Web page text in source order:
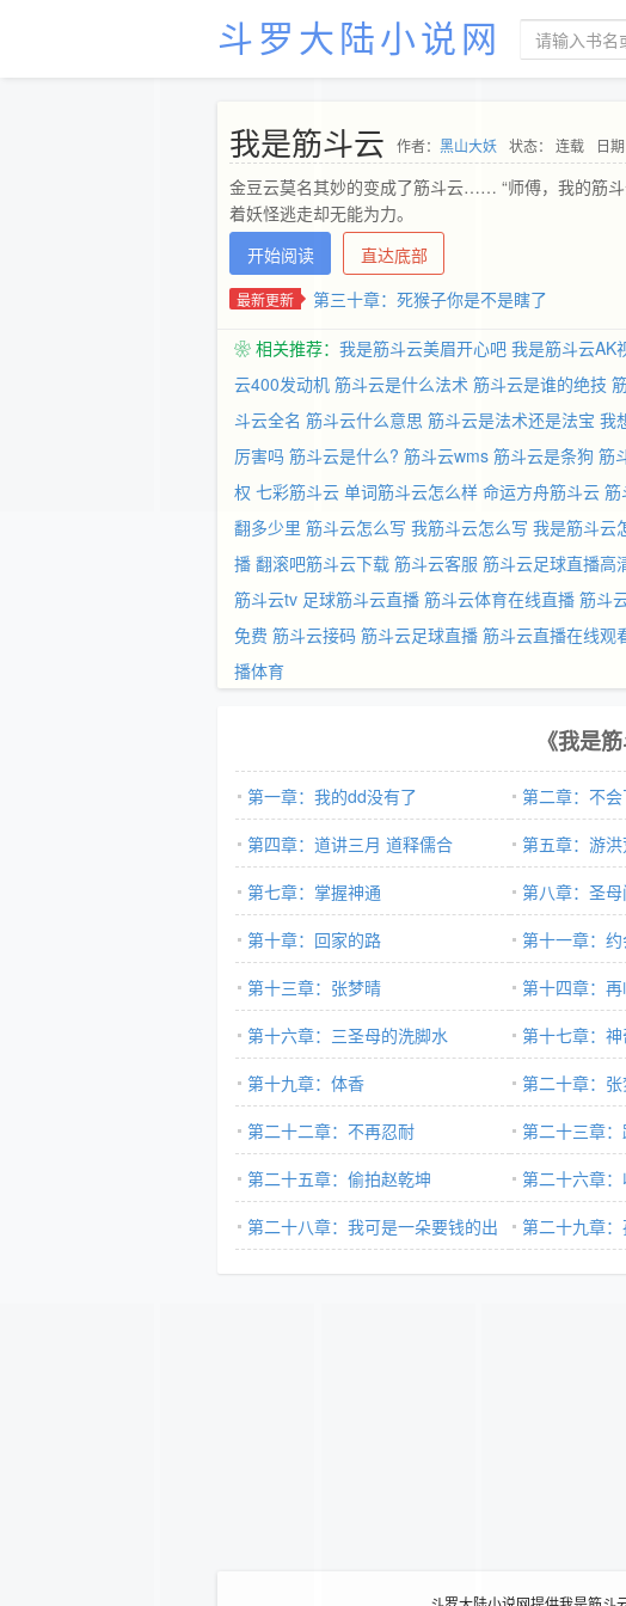
斗罗大陆小说网
我是筋斗云 作者： 黑山大妖 状态： 连载 日
金豆云莫名其妙的变成了筋斗云…… “师傅，我的筋
着妖怪逃走却无能为力。
开始阅读
直达底部
最新更新 第三十章：死猴子你是不是瞎了
❀ 相关推荐： 我是筋斗云美眉开心吧 我是筋斗云AK
云400发动机 筋斗云是什么法术 筋斗云是谁的绝技
斗云全名 筋斗云什么意思 筋斗云是法术还是法宝 我
厉害吗 筋斗云是什么? 筋斗云wms 筋斗云是条狗 筋
权 七彩筋斗云 单词筋斗云怎么样 命运方舟筋斗云 筋
翻多少里 筋斗云怎么写 我筋斗云怎么写 我是筋斗云
播 翻滚吧筋斗云下载 筋斗云客服 筋斗云足球直播高
筋斗云tv 足球筋斗云直播 筋斗云体育在线直播 筋斗
免费 筋斗云接码 筋斗云足球直播 筋斗云直播在线观
播体育
《我是
第一章：我的dd没有了 第二章：不
第四章：道讲三月 道释儒合
第五章：游
第七章：掌握神通
第八章：圣
第十章：回家的路
第十一章：
第十三章：张梦晴
第十四章：
第十六章：三圣母的洗脚水 第十七章：
第十九章：体香
第二十章：
第二十二章：不再忍耐
第二十三章
第二十五章：偷拍赵乾坤
第二十六章
第二十八章：我可是一朵要钱的出
租云
第二十九章